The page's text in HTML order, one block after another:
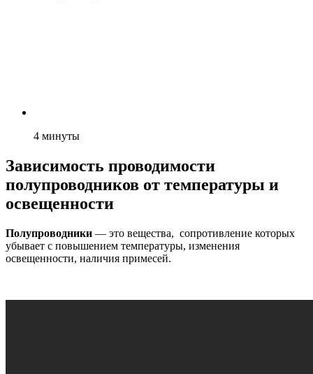
4 минуты
Зависимость проводимости
полупроводников от температуры и
освещенности
Полупроводники — это вещества, сопротивление которых
убывает с повышением температуры, изменения
освещенности, наличия примесей.